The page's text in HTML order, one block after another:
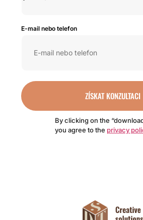
E-mail nebo telefon
ZÍSKAT KONZULTACI
By clicking on the
you agree to the privacy